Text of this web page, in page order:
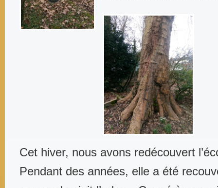
Cet hiver, nous avons redécouvert
Pendant des années, elle a été